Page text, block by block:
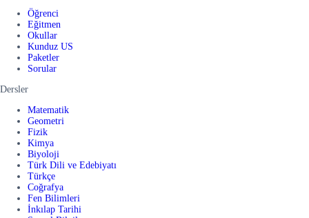
Öğrenci
Eğitmen
Okullar
Kunduz US
Paketler
Sorular
Dersler
Matematik
Geometri
Fizik
Kimya
Biyoloji
Türk Dili ve Edebiyatı
Türkçe
Coğrafya
Fen Bilimleri
İnkılap Tarihi